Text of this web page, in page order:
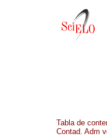
Tabla de
Contad. Adm